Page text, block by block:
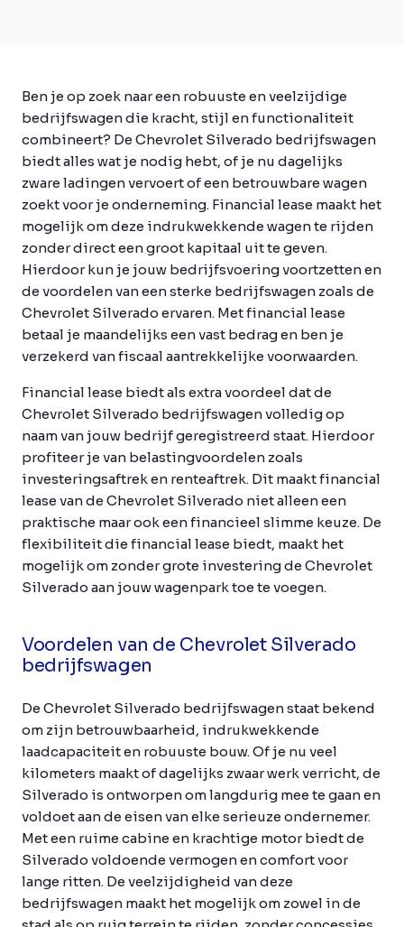
Ben je op zoek naar een robuuste en veelzijdige
bedrijfswagen die kracht, stijl en functionaliteit
combineert? De Chevrolet Silverado bedrijfswagen
biedt alles wat je nodig hebt, of je nu dagelijks
zware ladingen vervoert of een betrouwbare wagen
zoekt voor je onderneming. Financial lease maakt het
mogelijk om deze indrukwekkende wagen te rijden
zonder direct een groot kapitaal uit te geven.
Hierdoor kun je jouw bedrijfsvoering voortzetten en
de voordelen van een sterke bedrijfswagen zoals de
Chevrolet Silverado ervaren. Met financial lease
betaal je maandelijks een vast bedrag en ben je
verzekerd van fiscaal aantrekkelijke voorwaarden.
Financial lease biedt als extra voordeel dat de
Chevrolet Silverado bedrijfswagen volledig op
naam van jouw bedrijf geregistreerd staat. Hierdoor
profiteer je van belastingvoordelen zoals
investeringsaftrek en renteaftrek. Dit maakt financial
lease van de Chevrolet Silverado niet alleen een
praktische maar ook een financieel slimme keuze. De
flexibiliteit die financial lease biedt, maakt het
mogelijk om zonder grote investering de Chevrolet
Silverado aan jouw wagenpark toe te voegen.
Voordelen van de Chevrolet Silverado
bedrijfswagen
De Chevrolet Silverado bedrijfswagen staat bekend
om zijn betrouwbaarheid, indrukwekkende
laadcapaciteit en robuuste bouw. Of je nu veel
kilometers maakt of dagelijks zwaar werk verricht, de
Silverado is ontworpen om langdurig mee te gaan en
voldoet aan de eisen van elke serieuze ondernemer.
Met een ruime cabine en krachtige motor biedt de
Silverado voldoende vermogen en comfort voor
lange ritten. De veelzijdigheid van deze
bedrijfswagen maakt het mogelijk om zowel in de